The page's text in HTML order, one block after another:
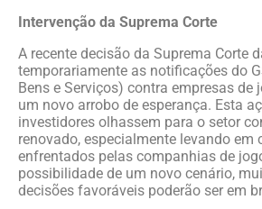
Intervenção da Suprema Corte
A recente decisão da Suprema Corte
temporariamente as notificações do
Bens e Serviços) contra empresas de
um novo arrobo de esperança. Esta
investidores olhassem para o setor
renovado, especialmente levando em
enfrentados pelas companhias de
possibilidade de um novo cenário,
decisões favoráveis poderão ser em